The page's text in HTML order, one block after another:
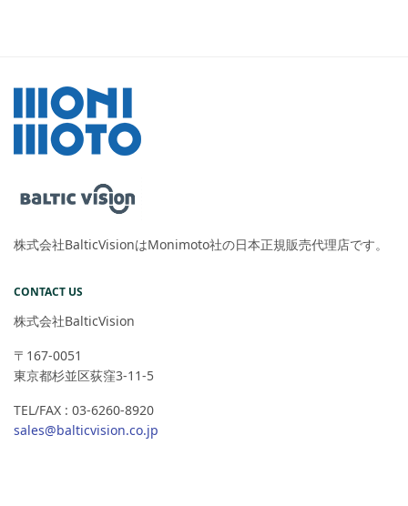
株式会社BalticVisionはMonimoto社の日本正規販売代理店です。
CONTACT US
株式会社BalticVision
〒167-0051
東京都杉並区荻窪3-11-5
TEL/FAX : 03-6260-8920
sales@balticvision.co.jp